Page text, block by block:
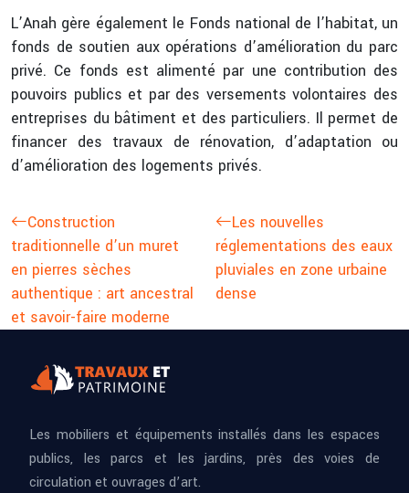
L’Anah gère également le Fonds national de l’habitat, un
fonds de soutien aux opérations d’amélioration du parc
privé. Ce fonds est alimenté par une contribution des
pouvoirs publics et par des versements volontaires des
entreprises du bâtiment et des particuliers. Il permet de
financer des travaux de rénovation, d’adaptation ou
d’amélioration des logements privés.
Construction
traditionnelle d’un muret
en pierres sèches
authentique : art ancestral
et savoir-faire moderne
Les nouvelles
réglementations des eaux
pluviales en zone urbaine
dense
Les mobiliers et équipements installés dans les espaces
publics, les parcs et les jardins, près des voies de
circulation et ouvrages d’art.